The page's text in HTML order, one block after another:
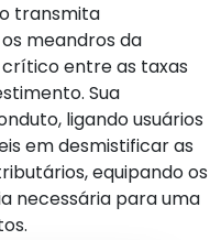
transmita
meandros da
entre as taxas
Sua
ligando usuários
em desmistificar as
equipando os
necessária para uma